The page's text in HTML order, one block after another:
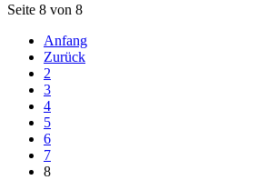
Seite 8 von 8
Anfang
Zurück
2
3
4
5
6
7
8